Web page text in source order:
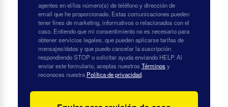
agentes en el/los número(s) de teléfono y dirección de
email que he proporcionado. Estas comunicaciones pueden
tener fines de marketing, informativos o relacionados con el
caso. Entiendo que mi consentimiento no es necesario para
obtener servicios legales, que pueden aplicarse tarifas de
mensajes/datos y que puedo cancelar la suscripción
respondiendo STOP o solicitar ayuda enviando HELP. Al
enviar este formulario, aceptas nuestrosTérminosy
reconoces nuestra Política de privacidad.